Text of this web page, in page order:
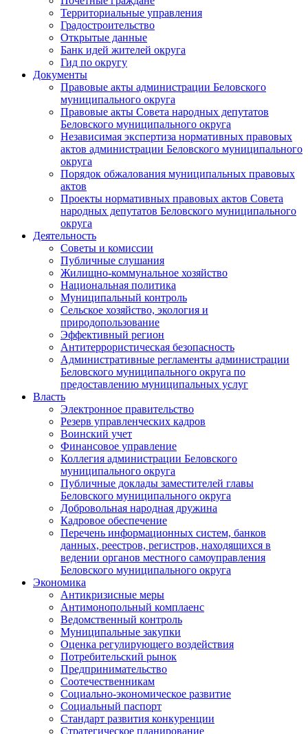
Территориальные управления
Градостроительство
Открытые данные
Банк идей жителей округа
Гид по округу
Документы
Правовые акты администрации Беловского
муниципального округа
Правовые акты Совета народных депутатов
Беловского муниципального округа
Независимая экспертиза нормативных правовых
актов администрации Беловского муниципального
округа
Порядок обжалования муниципальных правовых
актов
Проекты нормативных правовых актов Совета
народных депутатов Беловского муниципального
округа
Деятельность
Советы и комиссии
Публичные слушания
Жилищно-коммунальное хозяйство
Национальная политика
Муниципальный контроль
Сельское хозяйство, экология и
природопользование
Эффективный регион
Антитеррористическая безопасность
Административные регламенты администрации
Беловского муниципального округа по
предоставлению муниципальных услуг
Власть
Электронное правительство
Резерв управленческих кадров
Воинский учет
Финансовое управление
Коллегия администрации Беловского
муниципального округа
Публичные доклады заместителей главы
Беловского муниципального округа
Добровольная народная дружина
Кадровое обеспечение
Перечень информационных систем, банков
данных, реестров, регистров, находящихся в
ведении органов местного самоуправления
Беловского муниципального округа
Экономика
Антикризисные меры
Антимонопольный комплаенс
Ведомственный контроль
Муниципальные закупки
Оценка регулирующего воздействия
Потребительский рынок
Предпринимательство
Соотечественникам
Социально-экономическое развитие
Социальный паспорт
Стандарт развития конкуренции
Стратегическое планирование